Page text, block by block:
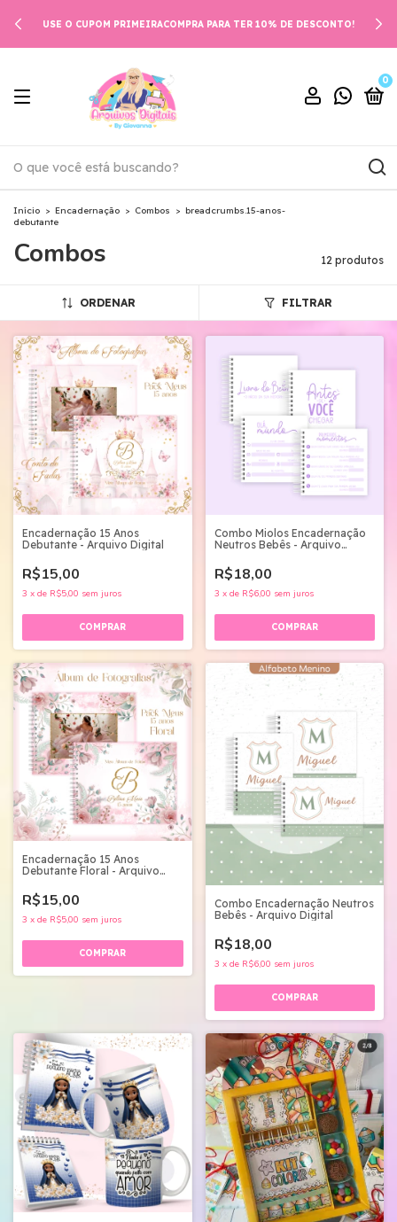
USE O CUPOM PRIMEIRACOMPRA PARA TER 10% DE DESCONTO!
0
Início > Encadernação > Combos > breadcrumbs.15-anos-
debutante
Combos 12 produtos
ORDENAR FILTRAR
Encadernação 15 Anos
Debutante - Arquivo Digital
R$15,00
3 x de R$5,00 sem juros
Combo Miolos Encadernação
Neutros Bebês - Arquivo
R$18,00
3 x de R$6,00 sem juros
Encadernação 15 Anos
Debutante Floral - Arquivo
R$15,00
3 x de R$5,00 sem juros
Combo Encadernação Neutros
Bebês - Arquivo Digital
R$18,00
3 x de R$6,00 sem juros